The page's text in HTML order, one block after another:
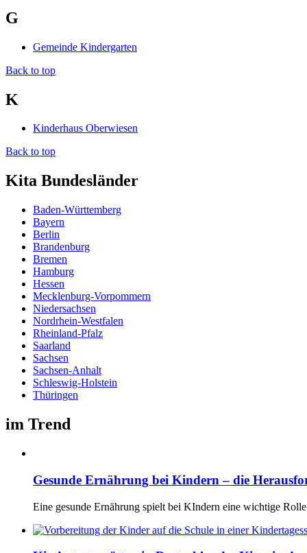
G
Gemeinde Kindergarten
Back to top
K
Kinderhaus Oberwiesen
Back to top
Kita Bundesländer
Baden-Württemberg
Bayern
Berlin
Brandenburg
Bremen
Hamburg
Hessen
Mecklenburg-Vorpommern
Niedersachsen
Nordrhein-Westfalen
Rheinland-Pfalz
Saarland
Sachsen
Sachsen-Anhalt
Schleswig-Holstein
Thüringen
im Trend
Gesunde Ernährung bei Kindern – die
Eine gesunde Ernährung spielt bei KIndern eine wichtige